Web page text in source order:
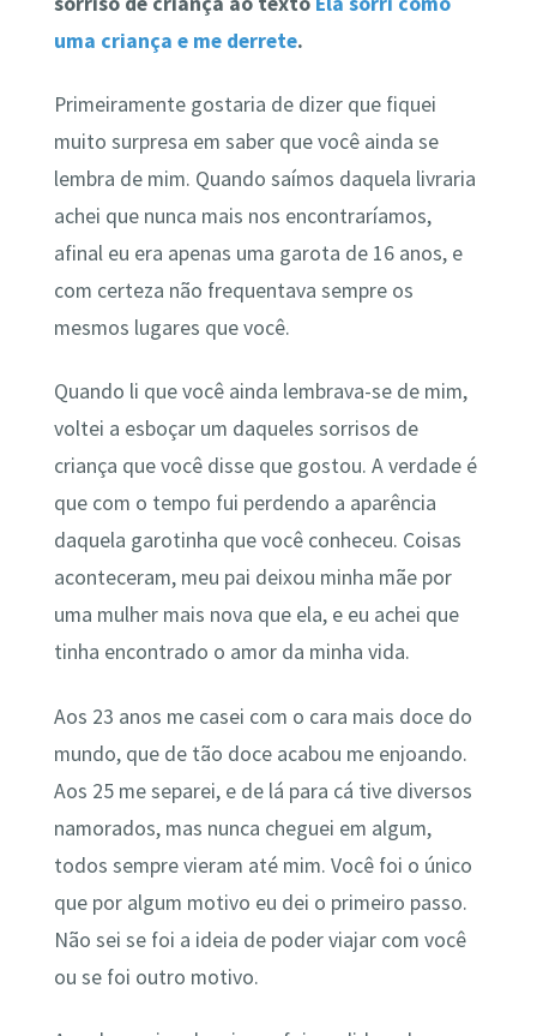
uma criança e me derrete.
Primeiramente gostaria de dizer que fiquei
muito surpresa em saber que você ainda se
lembra de mim. Quando saímos daquela livraria
achei que nunca mais nos encontraríamos,
afinal eu era apenas uma garota de 16 anos, e
com certeza não frequentava sempre os
mesmos lugares que você.
Quando li que você ainda lembrava-se de mim,
voltei a esboçar um daqueles sorrisos de
criança que você disse que gostou. A verdade é
que com o tempo fui perdendo a aparência
daquela garotinha que você conheceu. Coisas
aconteceram, meu pai deixou minha mãe por
uma mulher mais nova que ela, e eu achei que
tinha encontrado o amor da minha vida.
Aos 23 anos me casei com o cara mais doce do
mundo, que de tão doce acabou me enjoando.
Aos 25 me separei, e de lá para cá tive diversos
namorados, mas nunca cheguei em algum,
todos sempre vieram até mim. Você foi o único
que por algum motivo eu dei o primeiro passo.
Não sei se foi a ideia de poder viajar com você
ou se foi outro motivo.